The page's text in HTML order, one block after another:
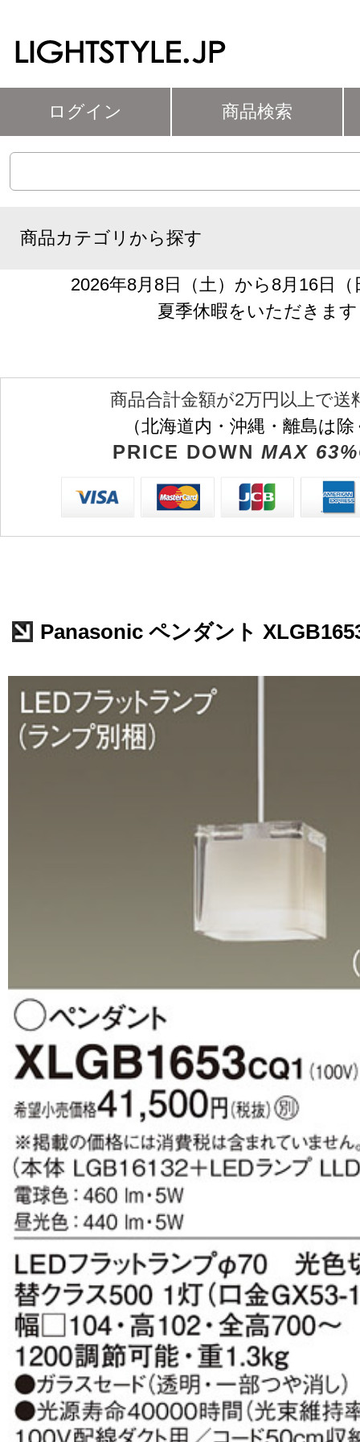
ログイン 商品検索
商品カテゴリから探す
2026年8月8日（土）から8月16日
夏季休暇をいただきます
商品合計金額が2万円以上で送
（北海道内・沖縄・離島は
PRICE DOWN MAX
Panasonic ペンダント